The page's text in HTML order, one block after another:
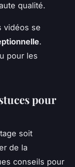
qualité.
vidéos se
.
pour les
pour
soit
de la
conseils pour